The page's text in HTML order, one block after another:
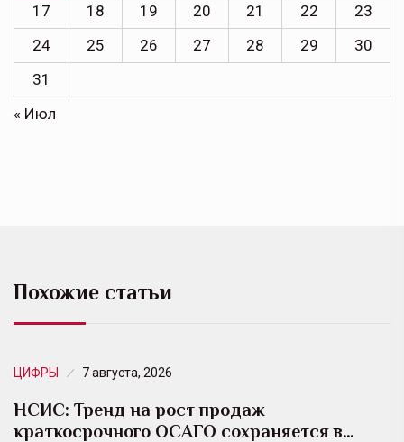
17
18 19 20 21 22
23
24
25 26 27 28 29
30
31
« Июл
Похожие статьи
ЦИФРЫ 7 августа, 2026
НСИС: Тренд на рост продаж
краткосрочного ОСАГО сохраняется в…